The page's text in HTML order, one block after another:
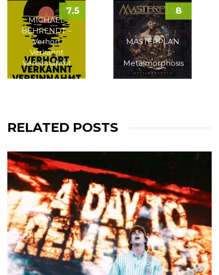
MICHAEL
BEHRENDT –
Verhört
Verkannt
Vereinnahmt
7.5
MASTERPLAN
–
Metalmorphosis
8
RELATED POSTS